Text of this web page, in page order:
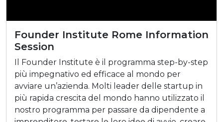
Founder Institute Rome Information
Session
Il Founder Institute è il programma step-by-step
più impegnativo ed efficace al mondo per
avviare un’azienda. Molti leader delle startup in
più rapida crescita del mondo hanno utilizzato il
nostro programma per passare da dipendente a